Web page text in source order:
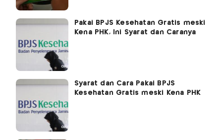
Pakai BPJS Kesehatan Gratis meski
Kena PHK, Ini Syarat dan Caranya
Syarat dan Cara Pakai BPJS
Kesehatan Gratis meski Kena PHK